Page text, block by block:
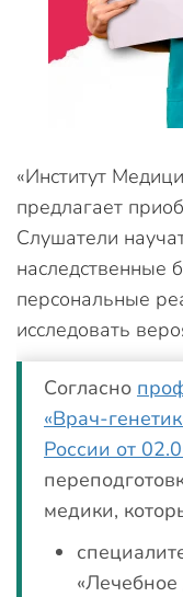
«Институт
предлагает
Слушатели
наследственные
персональные
исследовать
Согласно
«Врач-
России от
медики,